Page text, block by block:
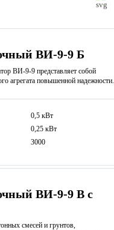
ВИ-9-9 Б
ВИ-9-9 представляет собой
агрегата повышенной надежности.
0,5 кВт
0,25 кВт
3000
ВИ-9-9 В с
смесей и грунтов,